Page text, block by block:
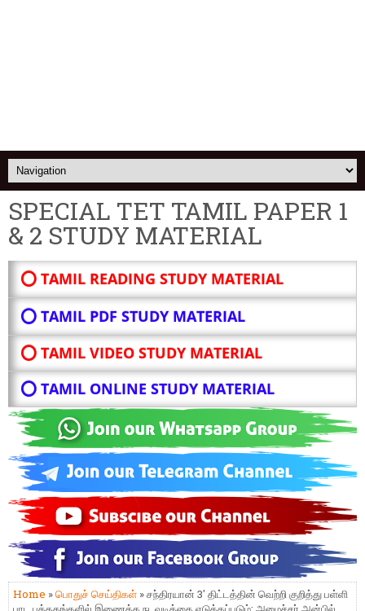
SPECIAL TET TAMIL PAPER 1
& 2 STUDY MATERIAL
⭕ TAMIL READING STUDY MATERIAL
⭕ TAMIL PDF STUDY MATERIAL
⭕ TAMIL VIDEO STUDY MATERIAL
⭕ TAMIL ONLINE STUDY MATERIAL
Home »பொதுச் செய்திகள் » சந்திரயான் 3′ திட்டத்தின் வெற்றி குறித்து பள்ளி